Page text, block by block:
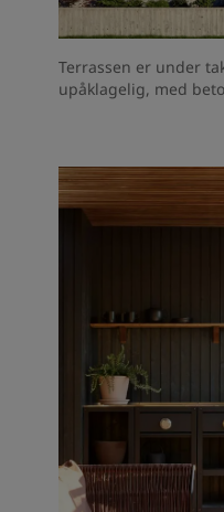
Terrassen er under
upåklagelig, med